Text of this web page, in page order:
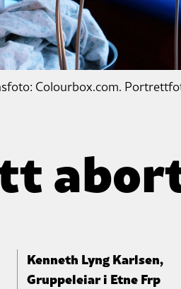
Colourbox.com.
Kenneth Lyng Karlsen,
Gruppeleiar i Etne Frp